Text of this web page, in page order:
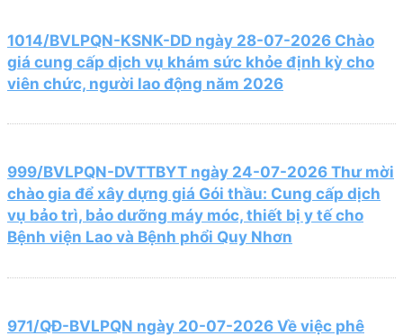
1014/BVLPQN-KSNK-DD ngày 28-07-2026 Chào
giá cung cấp dịch vụ khám sức khỏe định kỳ cho
viên chức, người lao động năm 2026
999/BVLPQN-DVTTBYT ngày 24-07-2026 Thư mời
chào gia để xây dựng giá Gói thầu: Cung cấp dịch
vụ bảo trì, bảo dưỡng máy móc, thiết bị y tế cho
Bệnh viện Lao và Bệnh phổi Quy Nhơn
971/QĐ-BVLPQN ngày 20-07-2026 Về việc phê